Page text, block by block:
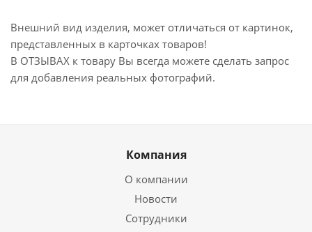
Внешний вид изделия, может отличаться от картинок,
представленных в карточках товаров!
В ОТЗЫВАХ к товару Вы всегда можете сделать запрос
для добавления реальных фотографий.
Компания
О компании
Новости
Сотрудники